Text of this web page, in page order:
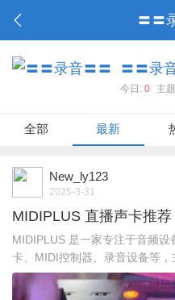
〓〓
〓〓录
今日: 0 主
全部 最新
New_ly123
2025-3-31
MIDIPLUS 直播声卡推荐
MIDIPLUS 是一家专注于音频
卡、MIDI控制器、录音设备等，